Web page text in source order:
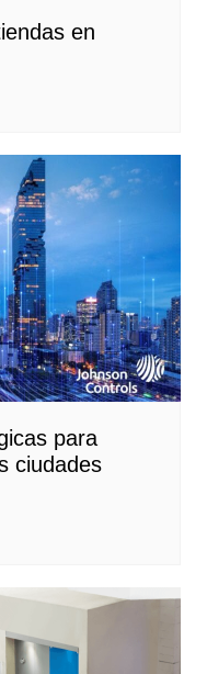
en
para
ciudades